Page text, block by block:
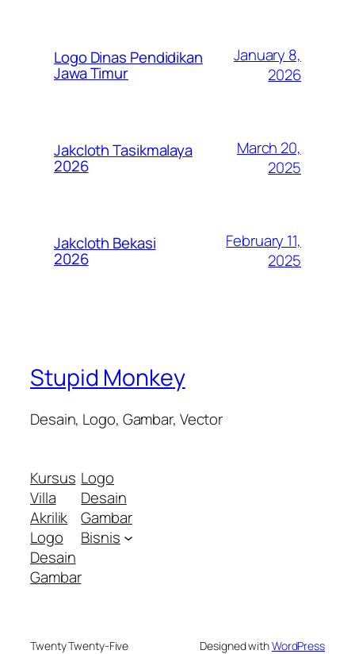
Logo Dinas Pendidikan
Jawa Timur
January 8,
2026
Jakcloth Tasikmalaya
2026
March 20,
2025
Jakcloth Bekasi
2026
February 11,
2025
Stupid Monkey
Desain, Logo, Gambar, Vector
Kursus
Villa
Akrilik
Logo
Desain
Gambar
Logo
Desain
Gambar
Bisnis
Twenty Twenty-Five Designed withWordPress